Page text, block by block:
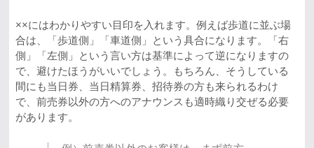
××にはわかりやすい目印を入れます。例えば歩道に並ぶ場
合は、「歩道側」「車道側」という具合になります。「右
側」「左側」という言い方は基準によって逆になりますの
で、避けたほうがいいでしょう。もちろん、そうしている
間にも当日券、当日精算券、招待券の方も来られるわけ
で、前売券以外の方へのアナウンスも適時織り交ぜる必要
があります。